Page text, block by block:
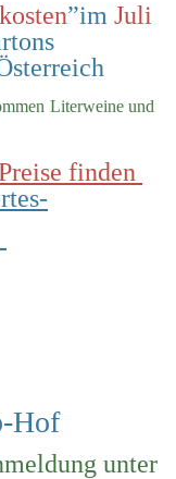
”im Juli
Österreich
Literweine und
finden
Hof
unter